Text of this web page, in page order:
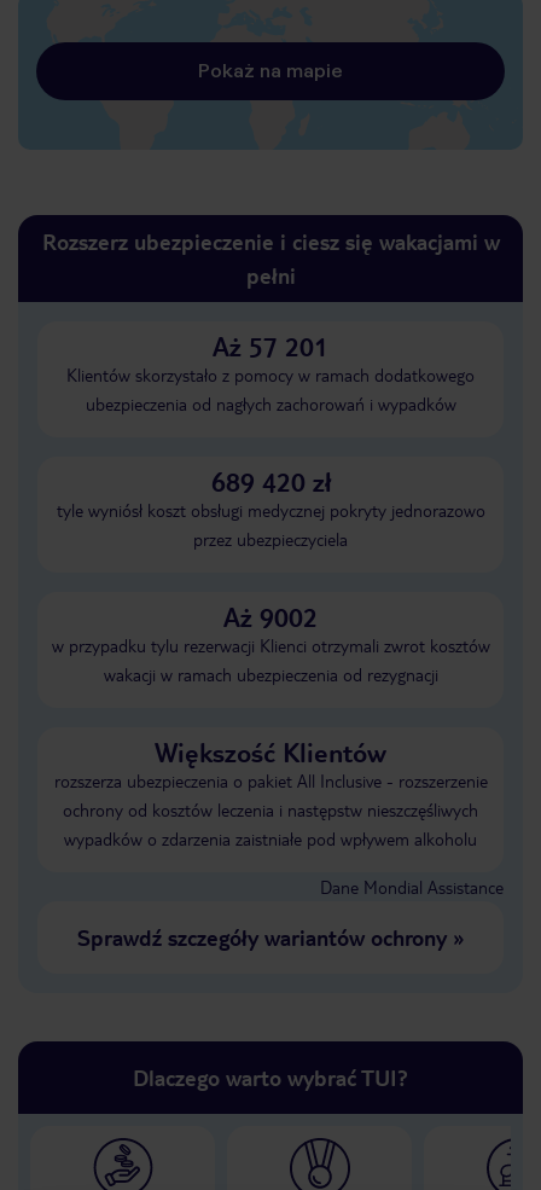
Pokaż na mapie
Rozszerz ubezpieczenie i ciesz się wakacjami w
pełni
Aż 57 201
Klientów skorzystało z pomocy w ramach dodatkowego
ubezpieczenia od nagłych zachorowań i wypadków
689 420 zł
tyle wyniósł koszt obsługi medycznej pokryty jednorazowo
przez ubezpieczyciela
Aż 9002
w przypadku tylu rezerwacji Klienci otrzymali zwrot kosztów
wakacji w ramach ubezpieczenia od rezygnacji
Większość Klientów
rozszerza ubezpieczenia o pakiet All Inclusive - rozszerzenie
ochrony od kosztów leczenia i następstw nieszczęśliwych
wypadków o zdarzenia zaistniałe pod wpływem alkoholu
Dane Mondial Assistance
Sprawdź szczegóły wariantów ochrony»
Dlaczego warto wybrać TUI?